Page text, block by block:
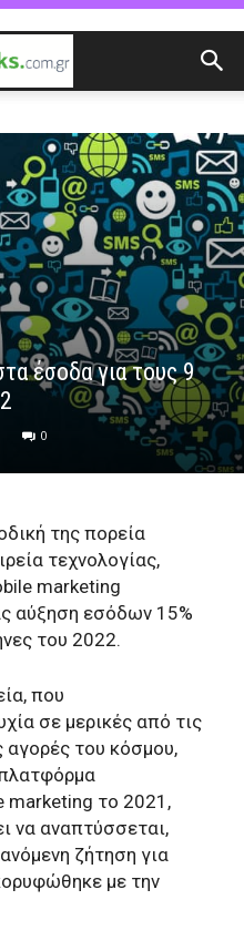
έσοδα για τους 9
0
της πορεία
τεχνολογίας,
marketing
αύξηση εσόδων 15%
του 2022.
που
σε μερικές από τις
του κόσμου,
marketing το 2021,
να αναπτύσσεται,
ζήτηση για
με την